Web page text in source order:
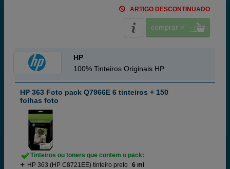
ARTIGO DESCONTINUADO
comprar >
HP
100% Tinteiros Originais HP
HP 363 Foto pack Q7966E 6 tinteiros + 150
folhas foto
Tinteiros ou toners que contem o pack:
HP 363 (HP C8721EE) tinteiro preto
6 ml